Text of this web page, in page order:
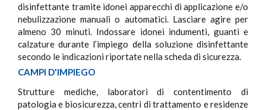
disinfettante tramite idonei apparecchi di applicazione e/o
nebulizzazione manuali o automatici. Lasciare agire per
almeno 30 minuti. Indossare idonei indumenti, guanti e
calzature durante l’impiego della soluzione disinfettante
secondo le indicazioni riportate nella scheda di sicurezza.
CAMPI D'IMPIEGO
Strutture mediche, laboratori di contentimento di
patologia e biosicurezza, centri di trattamento e residenze